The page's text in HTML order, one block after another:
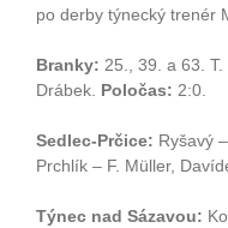
po derby týnecký trenér
Branky: 25., 39. a 63.
Drábek. Poločas: 2:0.
Sedlec-Prčice: Ryšavý
Prchlík – F. Müller,
Týnec nad Sázavou: